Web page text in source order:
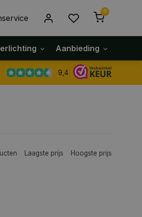
0
Aanbieding
sturen. 9,4
Laagste prijs Hoogste prijs